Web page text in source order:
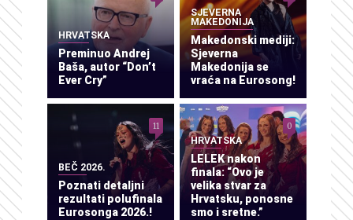
HRVATSKA
Preminuo Andrej
Baša, autor “Don’t
Ever Cry”
SJEVERNA
MAKEDONIJA
Makedonski mediji:
Sjeverna
Makedonija se
vraća na Eurosong!
BEČ 2026.
Poznati detaljni
rezultati polufinala
Eurosonga 2026.!
11
HRVATSKA
LELEK nakon
finala: “Ovo je
velika stvar za
Hrvatsku, ponosne
smo i sretne.”
0